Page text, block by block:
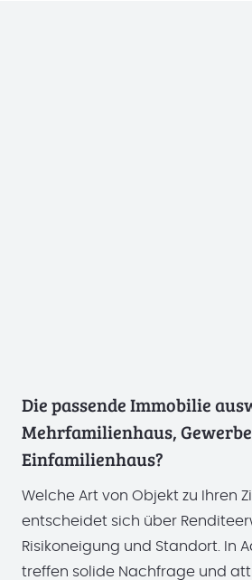
Die passende Immobilie
Mehrfamilienhaus,
Einfamilienhaus?
Welche Art von Objekt zu Ihren
entscheidet sich über
Risikoneigung und Standort. In
treffen solide Nachfrage und